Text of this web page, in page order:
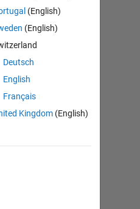
(English)
(English)
Deutsch
English
Français
Kingdom(English)